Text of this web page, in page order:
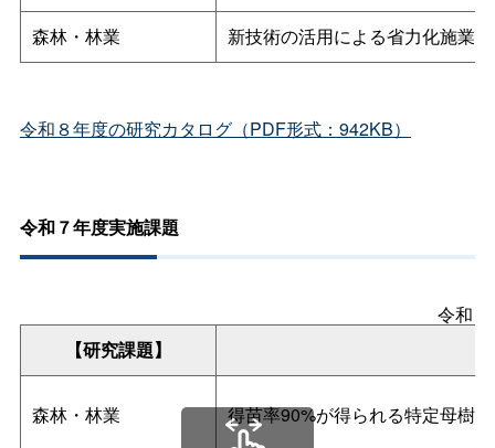
森林・林業
新技術の活用による省力化施業
令和８年度の研究カタログ（PDF形式：942KB）
令和７年度実施課題
令和
【研究課題】
森林・林業 得苗率90%が得られる特定母樹